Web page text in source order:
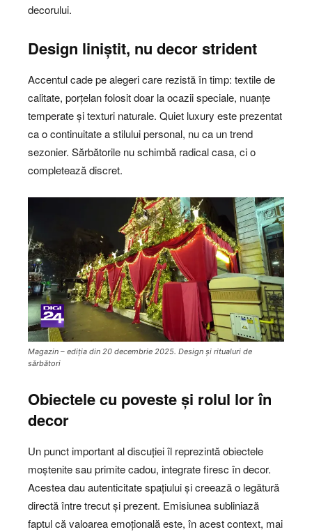
decorului.
Design liniștit, nu decor strident
Accentul cade pe alegeri care rezistă în timp: textile de
calitate, porțelan folosit doar la ocazii speciale, nuanțe
temperate și texturi naturale. Quiet luxury este prezentat
ca o continuitate a stilului personal, nu ca un trend
sezonier. Sărbătorile nu schimbă radical casa, ci o
completează discret.
Magazin – ediția din 20 decembrie 2025. Design și ritualuri de
sărbători
Obiectele cu poveste și rolul lor în
decor
Un punct important al discuției îl reprezintă obiectele
moștenite sau primite cadou, integrate firesc în decor.
Acestea dau autenticitate spațiului și creează o legătură
directă între trecut și prezent. Emisiunea subliniază
faptul că valoarea emoțională este, în acest context, mai